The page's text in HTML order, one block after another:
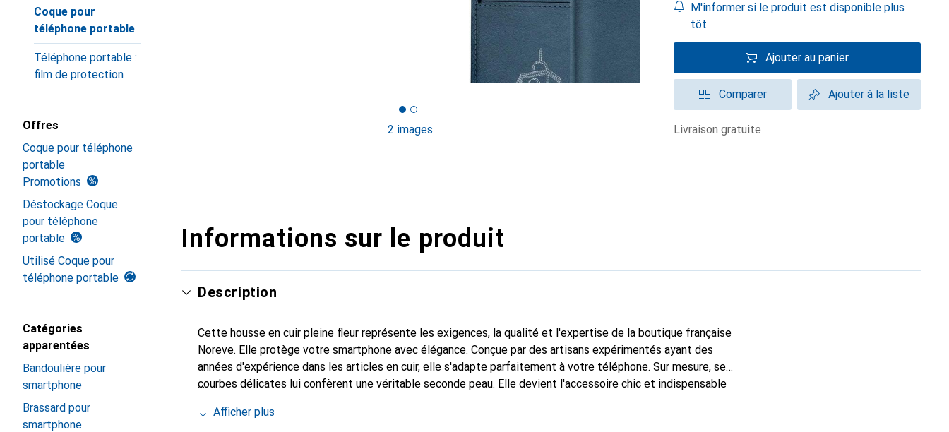
Coque pour
téléphone portable
Téléphone portable :
film de protection
Offres
Coque pour téléphone
portable
Promotions
Déstockage Coque
pour téléphone
portable
Utilisé Coque pour
téléphone portable
Catégories
apparentées
Bandoulière pour
smartphone
Brassard pour
smartphone
2 images
M'informer si le produit est disponible plus
tôt
Ajouter au panier
Comparer Ajouter à la liste
livraison gratuite
Informations sur le produit
Description
Cette housse en cuir pleine fleur représente les exigences, la qualité et l'expertise de la boutique française
Noreve. Elle protège votre smartphone avec élégance. Conçue par des artisans expérimentés ayant des
années d'expérience dans les articles en cuir, elle s'adapte parfaitement à votre téléphone. Sur mesure, ses
courbes délicates lui confèrent une véritable seconde peau. Elle devient l'accessoire chic et indispensable
Noreve est un choix fiable pour une clientèle exigeante.
Afficher plus